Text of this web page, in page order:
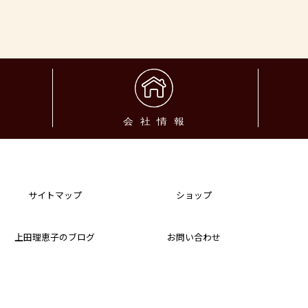
サイトマップ ショップ
上田理恵子のブログ お問い合わせ